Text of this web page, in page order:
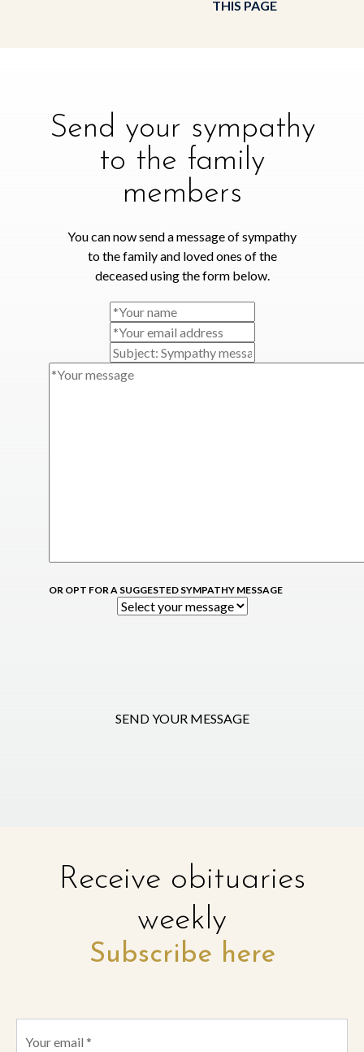
THIS PAGE
Send your sympathy
to the family
members
You can now send a message of sympathy
to the family and loved ones of the
deceased using the form below.
OR OPT FOR A SUGGESTED SYMPATHY MESSAGE
SEND YOUR MESSAGE
Receive obituaries
weekly
Subscribe here